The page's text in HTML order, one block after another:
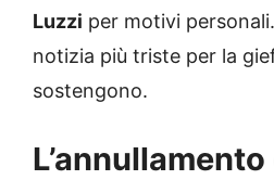
Luzzi per motivi
notizia più triste per la
sostengono.